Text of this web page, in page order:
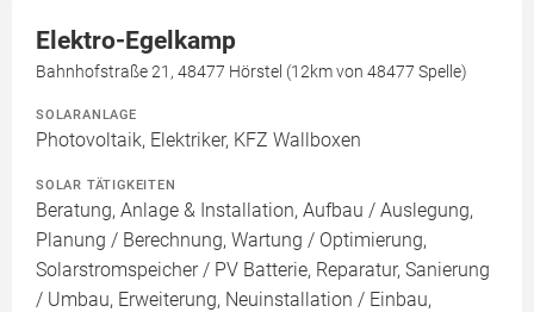
Elektro-Egelkamp
Bahnhofstraße 21, 48477 Hörstel (12km von 48477 Spelle)
SOLARANLAGE
Photovoltaik, Elektriker, KFZ Wallboxen
SOLAR TÄTIGKEITEN
Beratung, Anlage & Installation, Aufbau / Auslegung,
Planung / Berechnung, Wartung / Optimierung,
Solarstromspeicher / PV Batterie, Reparatur, Sanierung
/ Umbau, Erweiterung, Neuinstallation / Einbau,